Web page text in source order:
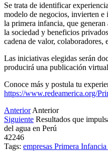
Se trata de identificar
modelo de negocios, invierten
la primera infancia, que
la sociedad y beneficios
cadena de valor, colaboradores,
Las iniciativas elegidas serán
producirá una publicación
Conoce más y postula tu
https://www.redeamerica.org/
Anterior Anterior
Siguiente Resultados que
del agua en Perú
42246
Tags: empresas Primera Infancia